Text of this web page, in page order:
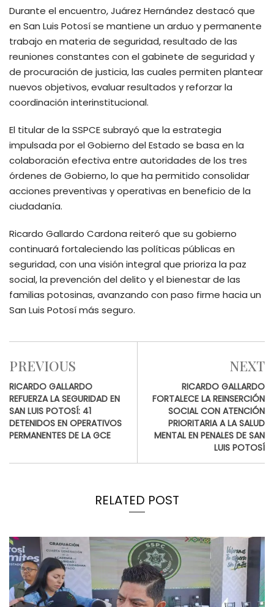
Durante el encuentro, Juárez Hernández destacó que
en San Luis Potosí se mantiene un arduo y permanente
trabajo en materia de seguridad, resultado de las
reuniones constantes con el gabinete de seguridad y
de procuración de justicia, las cuales permiten plantear
nuevos objetivos, evaluar resultados y reforzar la
coordinación interinstitucional.
El titular de la SSPCE subrayó que la estrategia
impulsada por el Gobierno del Estado se basa en la
colaboración efectiva entre autoridades de los tres
órdenes de Gobierno, lo que ha permitido consolidar
acciones preventivas y operativas en beneficio de la
ciudadanía.
Ricardo Gallardo Cardona reiteró que su gobierno
continuará fortaleciendo las políticas públicas en
seguridad, con una visión integral que prioriza la paz
social, la prevención del delito y el bienestar de las
familias potosinas, avanzando con paso firme hacia un
San Luis Potosí más seguro.
PREVIOUS
RICARDO GALLARDO
REFUERZA LA SEGURIDAD EN
SAN LUIS POTOSÍ: 41
DETENIDOS EN OPERATIVOS
PERMANENTES DE LA GCE
NEXT
RICARDO GALLARDO
FORTALECE LA REINSERCIÓN
SOCIAL CON ATENCIÓN
PRIORITARIA A LA SALUD
MENTAL EN PENALES DE SAN
LUIS POTOSÍ
RELATED POST